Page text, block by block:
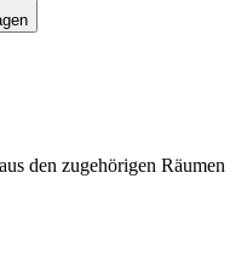
den zugehörigen Räumen